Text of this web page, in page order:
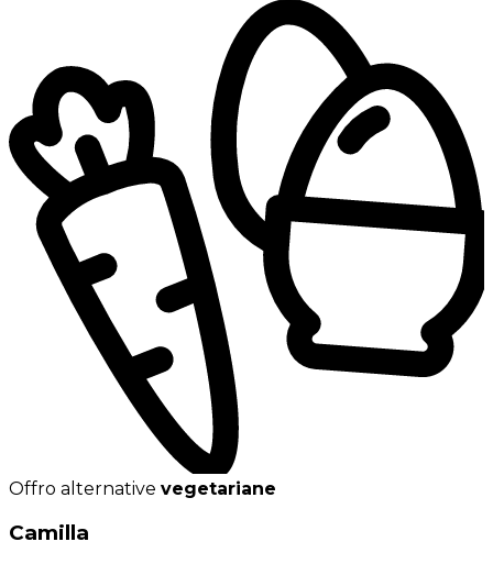
Offro alternative vegetariane
Camilla